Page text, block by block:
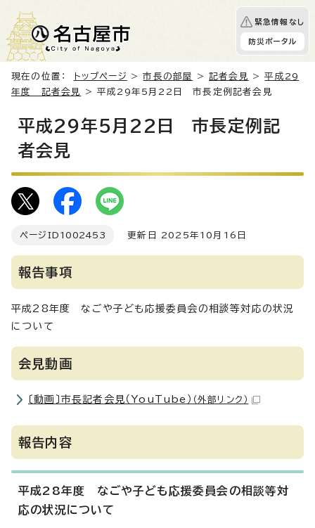
緊急情報なし
防災ポータル
現在の位置： トップページ >市長の部屋 >記者会見 >平成29
年度 記者会見
> 平成29年5月22日 市長定例記者会見
平成29年5月22日 市長定例記
者会見
ページID 1002453 更新日 2025年10月16日
報告事項
平成28年度 なごや子ども応援委員会の相談等対応の状況
について
会見動画
〔動画〕市長記者会見（YouTube） （外部リンク）
報告内容
平成28年度 なごや子ども応援委員会の相談等対
応の状況について